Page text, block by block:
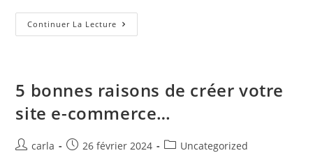
Continuer La Lecture
5 bonnes raisons de créer votre
site e-commerce…
carla 26 février 2024 Uncategorized